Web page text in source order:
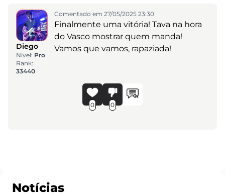
Diego
Nível: Pro
Rank:
33440
Comentado em 27/05/2025 23:30
Finalmente uma vitória! Tava na hora
do Vasco mostrar quem manda!
Vamos que vamos, rapaziada!
0 0
Notícias